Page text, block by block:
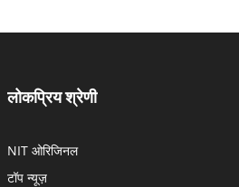
लोकप्रिय श्रेणी
NIT ओरिजिनल
टॉप न्यूज़